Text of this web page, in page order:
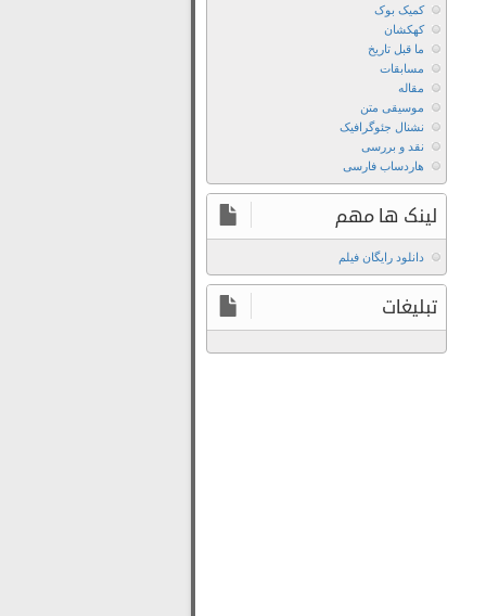
The
Stairs
2021
دانلود
فیلم
The
Stairs
دانلود
فیلم
The
Stairs
2021
دانلود
فیلم
The
کمیک بوک
کهکشان
ما قبل تاریخ
مسابقات
مقاله
موسیقی متن
نشنال جئوگرافیک
نقد و بررسی
هاردساب فارسی
لینک ها مهم
دانلود رایگان فیلم
تبلیغات